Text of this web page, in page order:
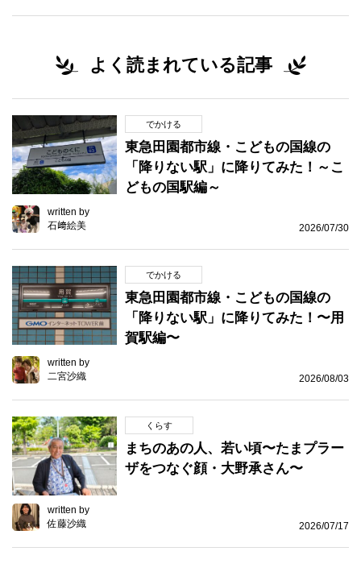
よく読まれている記事
でかける
東急田園都市線・こどもの国線の
「降りない駅」に降りてみた！～こ
どもの国駅編～
written by
石﨑絵美
2026/07/30
でかける
東急田園都市線・こどもの国線の
「降りない駅」に降りてみた！〜用
賀駅編〜
written by
二宮沙織
2026/08/03
くらす
まちのあの人、若い頃〜たまプラー
ザをつなぐ顔・大野承さん〜
written by
佐藤沙織
2026/07/17